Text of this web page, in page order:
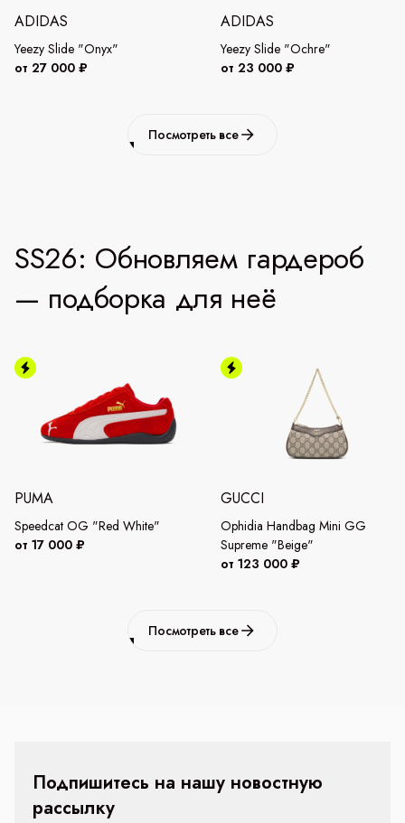
ADIDAS
Yeezy Slide "Onyx"
от 27 000 ₽
ADIDAS
Yeezy Slide "Ochre"
от 23 000 ₽
Посмотреть все
SS26: Обновляем гардероб
— подборка для неё
PUMA
Speedcat OG "Red White"
от 17 000 ₽
GUCCI
Ophidia Handbag Mini GG
Supreme "Beige"
от 123 000 ₽
Посмотреть все
Подпишитесь на нашу новостную
рассылку